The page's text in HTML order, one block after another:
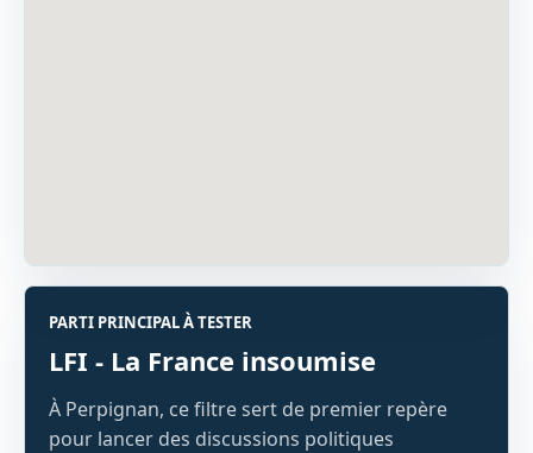
PARTI PRINCIPAL À TESTER
LFI - La France insoumise
À Perpignan, ce filtre sert de premier repère
pour lancer des discussions politiques